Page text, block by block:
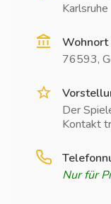
Karlsruhe
Wohnort
76593,
Der
Kontakt
Nur für